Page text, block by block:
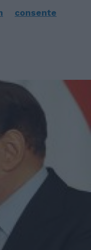
consente